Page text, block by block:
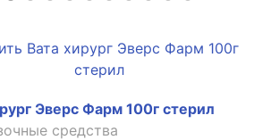
Эверс Фарм 100г стерил
средства